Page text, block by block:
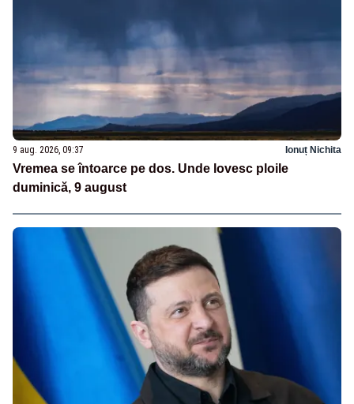
9 aug. 2026, 09:37 Ionuț Nichita
Vremea se întoarce pe dos. Unde lovesc ploile
duminică, 9 august